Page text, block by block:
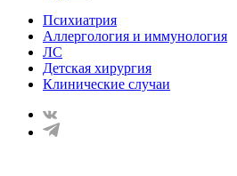
Психиатрия
Аллергология и иммунология
ЛС
Детская хирургия
Клинические случаи